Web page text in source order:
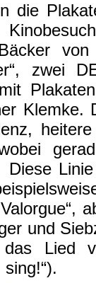
die
von
zwei
Klemke.
Diese
und
Lied